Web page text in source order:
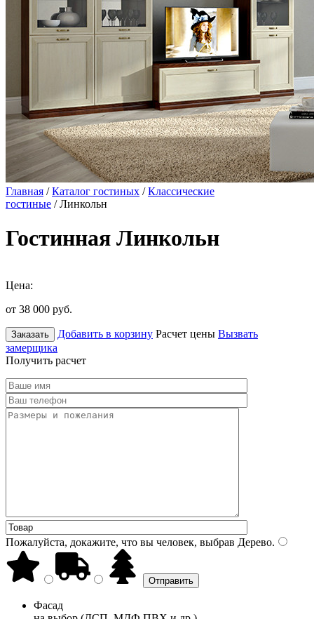
Главная /Каталог гостиных /Классические
гостиные / Линкольн
Гостинная Линкольн
Цена:
от 38 000 руб.
Заказать Добавить в корзину Расчет цены Вызвать
замерщика
Получить расчет
Пожалуйста, докажите, что вы человек, выбрав Дерево.
Фасад